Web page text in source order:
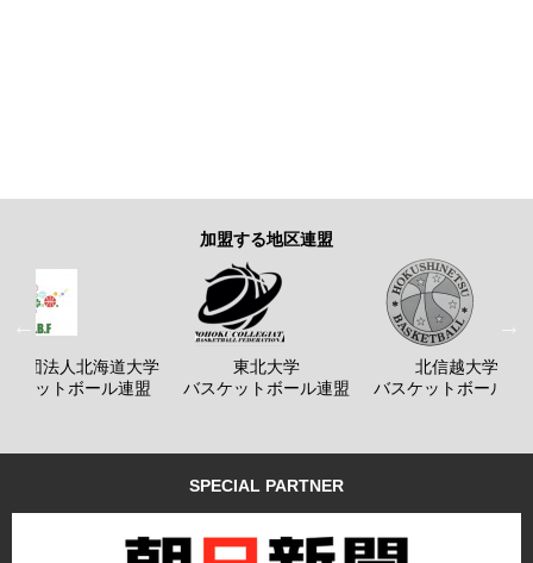
加盟する地区連盟
社団法人北海道大学
ケットボール連盟
東北大学
バスケットボール連盟
北信越大学
バスケットボール連
SPECIAL PARTNER